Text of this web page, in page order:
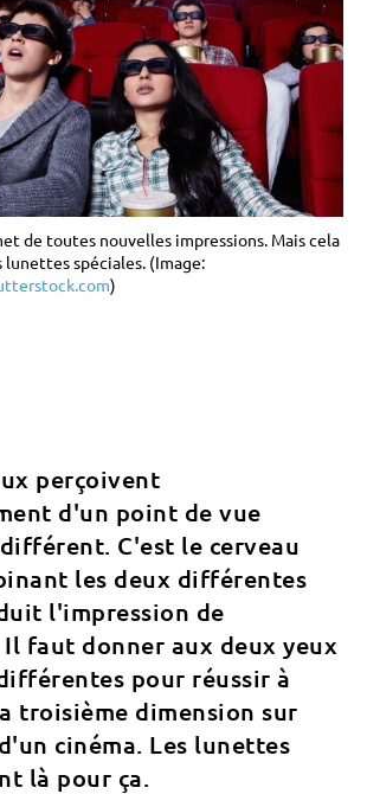
de toutes nouvelles impressions. Mais cela
lunettes spéciales. (Image:
)
perçoivent
d'un point de vue
C'est le cerveau
les deux différentes
l'impression de
faut donner aux deux yeux
pour réussir à
troisième dimension sur
cinéma. Les lunettes
là pour ça.